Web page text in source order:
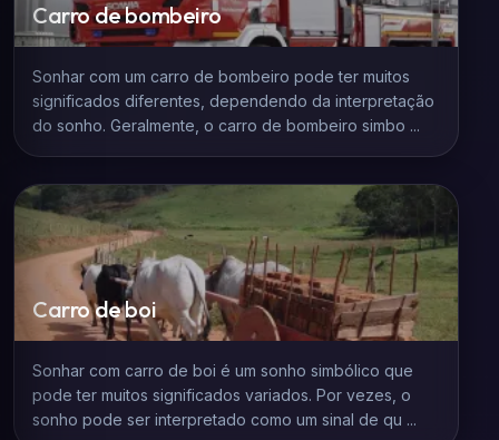
Carro de bombeiro
Sonhar com um carro de bombeiro pode ter muitos
significados diferentes, dependendo da interpretação
do sonho. Geralmente, o carro de bombeiro simbo ...
Carro de boi
Sonhar com carro de boi é um sonho simbólico que
pode ter muitos significados variados. Por vezes, o
sonho pode ser interpretado como um sinal de qu ...